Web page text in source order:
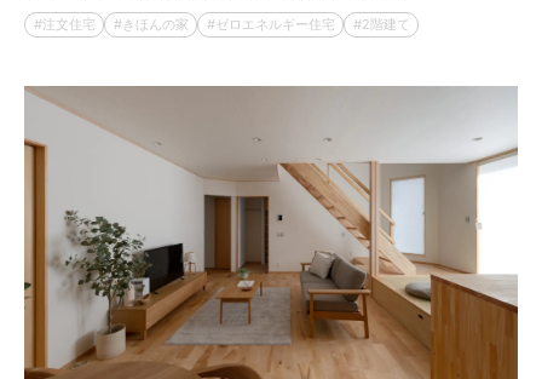
注文住宅 きほんの家 ゼロエネルギー住宅 2階建て